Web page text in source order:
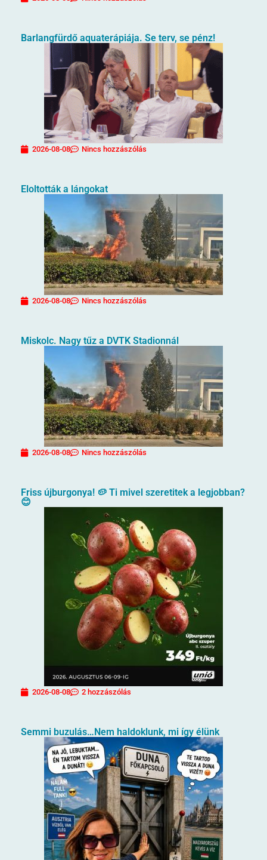
Barlangfürdő aquaterápiája. Se terv, se pénz!
2026-08-08 Nincs hozzászólás
Eloltották a lángokat
2026-08-08 Nincs hozzászólás
Miskolc. Nagy tűz a DVTK Stadionnál
2026-08-08 Nincs hozzászólás
Friss újburgonya! 🥔 Ti mivel szeretitek a legjobban?
😊
2026-08-08 2 hozzászólás
Semmi buzulás…Nem haldoklunk, mi így élünk